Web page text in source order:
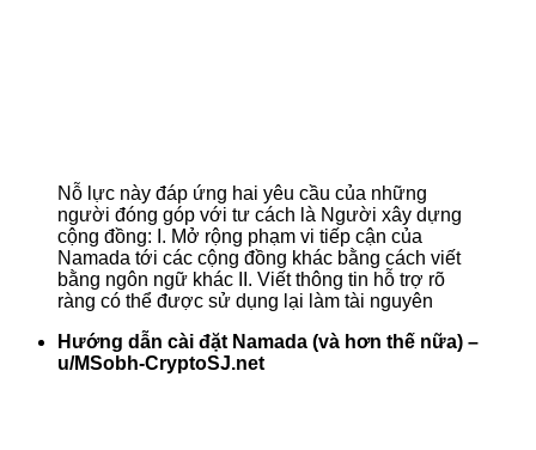
Nỗ lực này đáp ứng hai yêu cầu của những
người đóng góp với tư cách là Người xây dựng
cộng đồng: I. Mở rộng phạm vi tiếp cận của
Namada tới các cộng đồng khác bằng cách viết
bằng ngôn ngữ khác II. Viết thông tin hỗ trợ rõ
ràng có thể được sử dụng lại làm tài nguyên
Hướng dẫn cài đặt Namada (và hơn thế nữa) –
u/MSobh-CryptoSJ.net